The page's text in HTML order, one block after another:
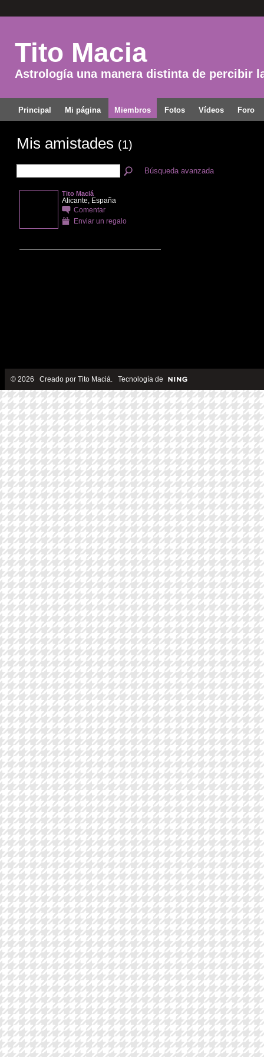
Tito Macia
Astrología una manera distinta de percibir
Principal Mi página Miembros Fotos Vídeos Foro
Mis amistades (1)
Búsqueda avanzada
Tito Maciá
Alicante, España
Comentar
Enviar un regalo
© 2026 Creado por Tito Maciá. Tecnología de